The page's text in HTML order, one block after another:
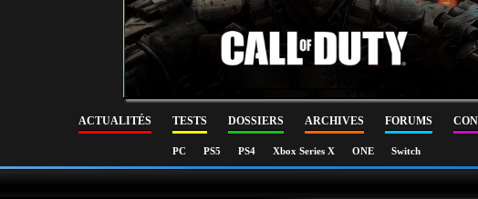
ACTUALITÉS TESTS DOSSIERS ARCHIVES FORUMS
PC PS5 PS4 Xbox Series X ONE Switch